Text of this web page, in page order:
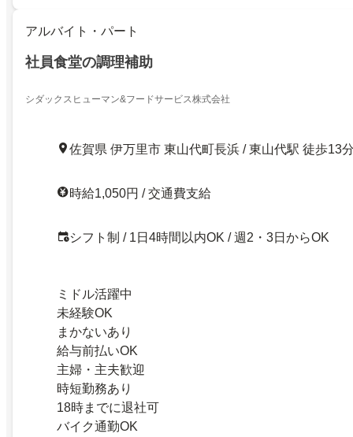
アルバイト・パート
社員食堂の調理補助
シダックスヒューマン&フードサービス株式会社
佐賀県 伊万里市 東山代町長浜 / 東山代駅 徒歩13
時給1,050円 / 交通費支給
シフト制 / 1日4時間以内OK / 週2・3日からOK
ミドル活躍中
未経験OK
まかないあり
給与前払いOK
主婦・主夫歓迎
時短勤務あり
18時までに退社可
バイク通勤OK